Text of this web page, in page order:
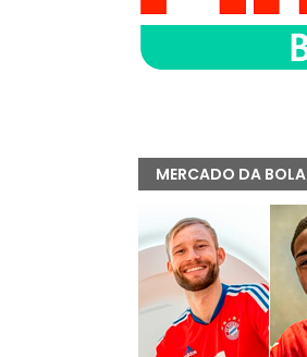
MERCADO DA BOLA